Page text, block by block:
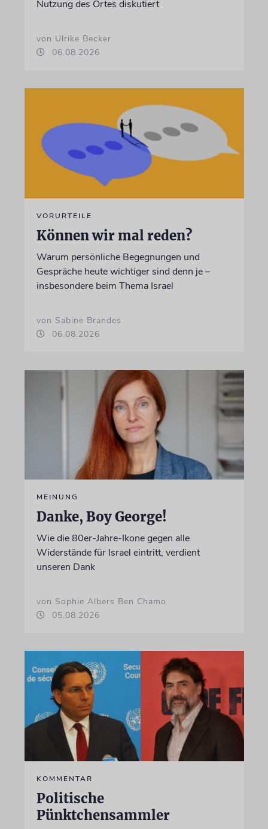
Nutzung des Ortes diskutiert
von Ulrike Becker
06.08.2026
VORURTEILE
Können wir mal reden?
Warum persönliche Begegnungen und
Gespräche heute wichtiger sind denn je –
insbesondere beim Thema Israel
von Sabine Brandes
06.08.2026
MEINUNG
Danke, Boy George!
Wie die 80er-Jahre-Ikone gegen alle
Widerstände für Israel eintritt, verdient
unseren Dank
von Sophie Albers Ben Chamo
05.08.2026
KOMMENTAR
Politische
Pünktchensammler